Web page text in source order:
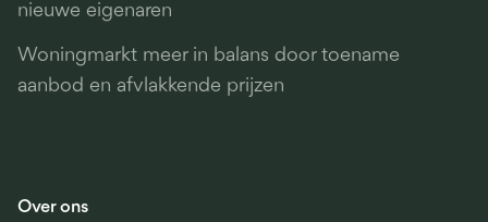
nieuwe eigenaren
Woningmarkt meer in balans door toename
aanbod en afvlakkende prijzen
Over ons